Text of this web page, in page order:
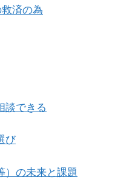
済の為
談できる
び
）の未来と課題